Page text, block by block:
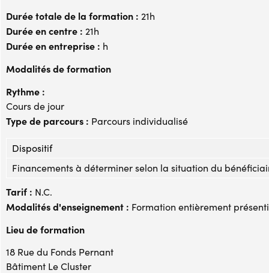
Durée totale de la formation : 21h
Durée en centre : 21h
Durée en entreprise : h
Modalités de formation
Rythme :
Cours de jour
Type de parcours : Parcours individualisé
Dispositif
Financements à déterminer selon la situation du
Tarif : N.C.
Modalités d'enseignement : Formation entièrement
Lieu de formation
18 Rue du Fonds Pernant
Bâtiment Le Cluster